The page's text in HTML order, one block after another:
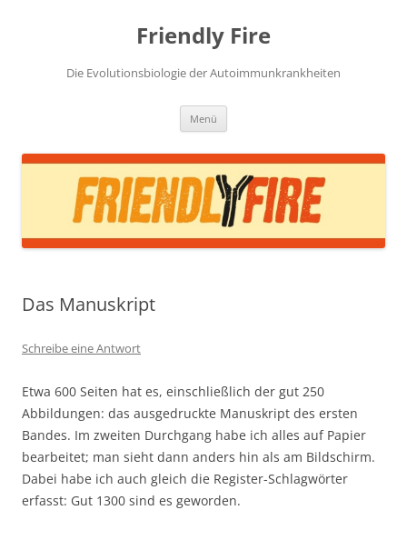
Friendly Fire
Die Evolutionsbiologie der Autoimmunkrankheiten
Menü
Das Manuskript
Schreibe eine Antwort
Etwa 600 Seiten hat es, einschließlich der gut 250
Abbildungen: das ausgedruckte Manuskript des ersten
Bandes. Im zweiten Durchgang habe ich alles auf Papier
bearbeitet; man sieht dann anders hin als am Bildschirm.
Dabei habe ich auch gleich die Register-Schlagwörter
erfasst: Gut 1300 sind es geworden.